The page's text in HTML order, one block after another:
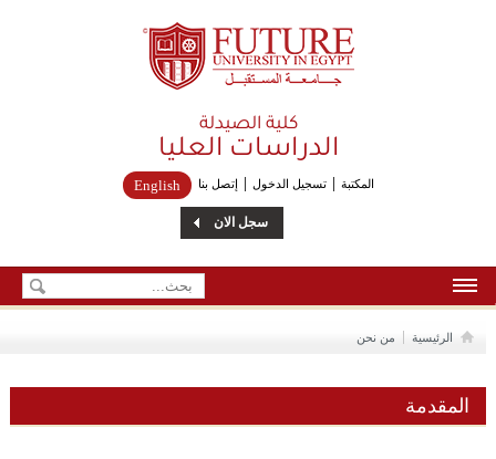
Future University
كلية الصيدلة
الدراسات العليا
المكتبة تسجيل الدخول إتصل بنا English
سجل الان
إتصل بنا
الرئيسية من نحن
المقدمة